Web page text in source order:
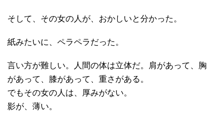
そして、その女の人が、おかしいと分かった。
紙みたいに、ペラペラだった。
言い方が難しい。人間の体は立体だ。肩があって、胸
があって、膝があって、重さがある。
でもその女の人は、厚みがない。
影が、薄い。